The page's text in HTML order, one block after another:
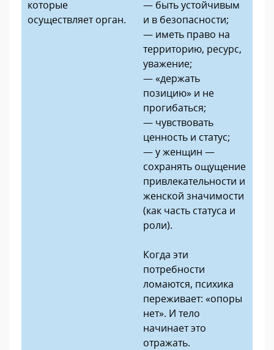
которые
осуществляет орган.
— быть устойчивым
и в безопасности;
— иметь право на
территорию, ресурс,
уважение;
— «держать
позицию» и не
прогибаться;
— чувствовать
ценность и статус;
— у женщин —
сохранять ощущение
привлекательности и
женской значимости
(как часть статуса и
роли).
Когда эти
потребности
ломаются, психика
переживает: «опоры
нет». И тело
начинает это
отражать.